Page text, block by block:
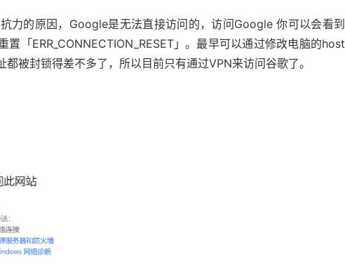
力的原因，Google是无法直接访问的，访问Google 你可以会看到
「ERR_CONNECTION_RESET」。最早可以通过修改电脑的host
被封锁得差不多了，所以目前只有通过VPN来访问谷歌了。